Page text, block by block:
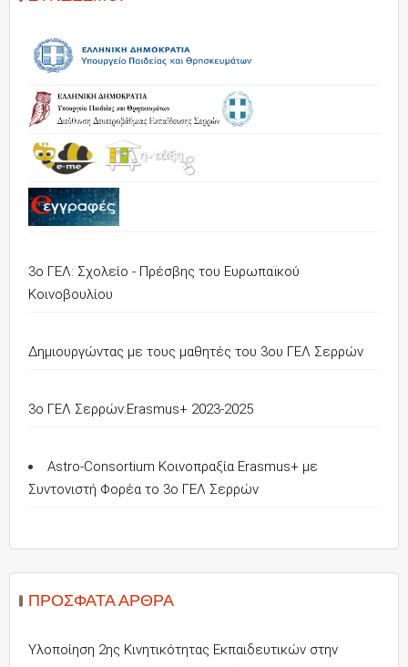
3ο ΓΕΛ: Σχολείο - Πρέσβης του Ευρωπαϊκού
Κοινοβουλίου
Δημιουργώντας με τους μαθητές του 3ου ΓΕΛ Σερρών
3o ΓΕΛ Σερρών:Erasmus+ 2023-2025
Astro-Consortium Κοινοπραξία Erasmus+ με
Συντονιστή Φορέα το 3ο ΓΕΛ Σερρών
ΠΡΌΣΦΑΤΑ ΆΡΘΡΑ
Υλοποίηση 2ης Κινητικότητας Εκπαιδευτικών στην